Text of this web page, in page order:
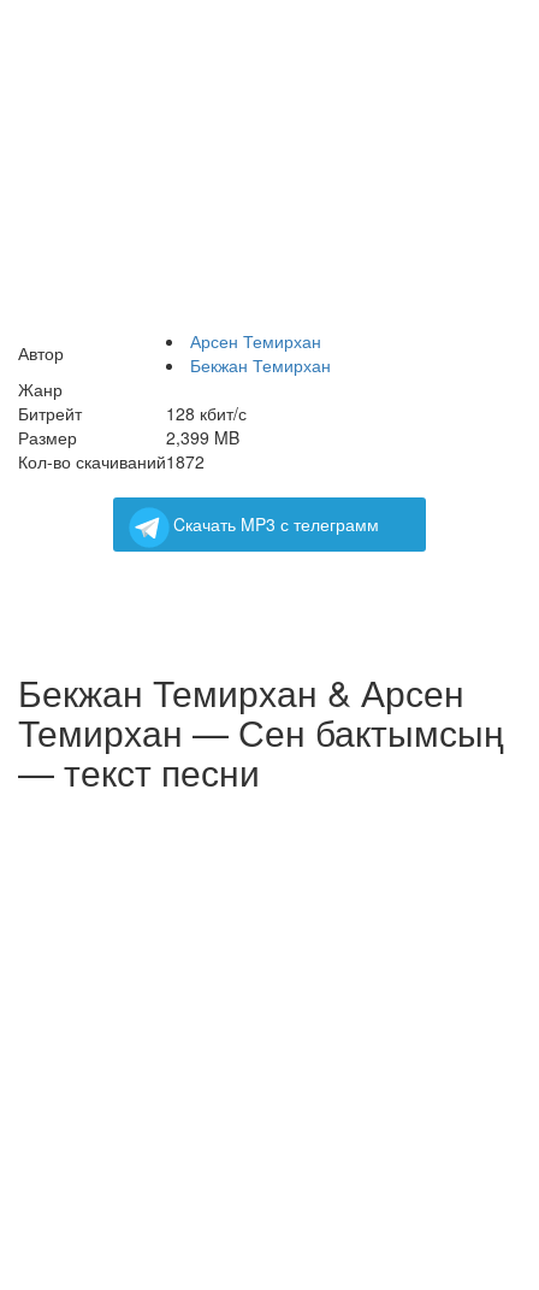
Автор
Арсен Темирхан
Бекжан Темирхан
Жанр
Битрейт
128 кбит/с
Размер
2,399 MB
Кол-во скачиваний1872
Cкачать MP3 с телеграмм
Бекжан Темирхан & Арсен
Темирхан — Сен бактымсың
— текст песни